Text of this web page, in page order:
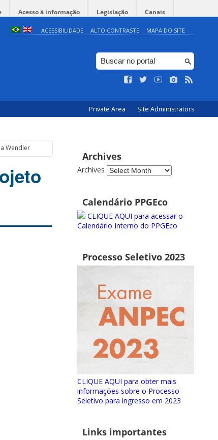
Acesso à informação Legislação Canais
ACESSIBILIDADE ALTO CONTRASTE MAPA DO SITE
Private Area Site Administrators
Wendler
Archives
Archives
Calendário PPGEco
CLIQUE AQUI para acessar o
Calendário Interno do PPGEco
Processo Seletivo 2023
CLIQUE AQUI para obter mais
informações sobre o Processo
Seletivo para ingresso em 2023
Links importantes